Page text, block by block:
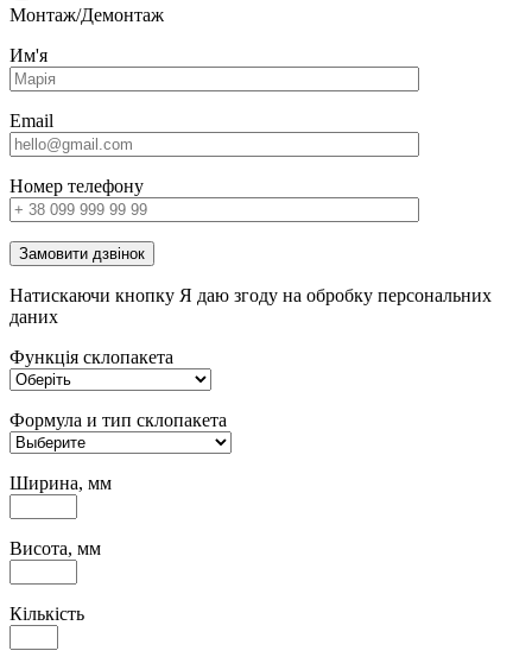
Монтаж/Демонтаж
Им'я
Email
Номер телефону
Замовити дзвінок
Натискаючи кнопку Я даю згоду на обробку персональних
даних
Функція склопакета
Формула и тип склопакета
Ширина, мм
Висота, мм
Кількість